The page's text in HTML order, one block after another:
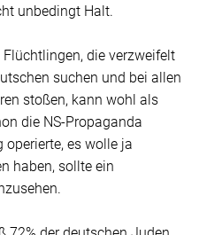
unbedingt Halt.
die verzweifelt
suchen und bei allen
stoßen, kann wohl als
die NS-Propaganda
es wolle ja
haben, sollte ein